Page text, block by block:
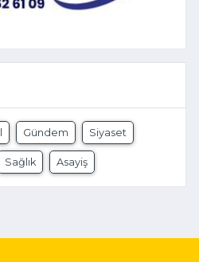
Gündem Siyaset
Sağlık Asayiş